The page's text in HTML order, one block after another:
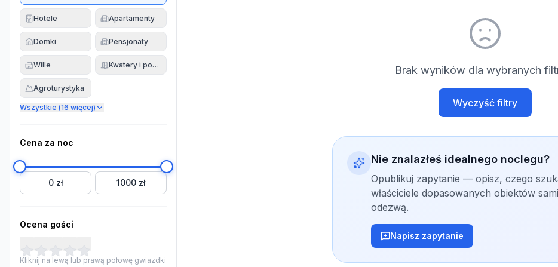
Hotele Apartamenty
Domki Pensjonaty
Wille Kwatery i pokoje
Agroturystyka
Wszystkie (16 więcej)
Cena za noc
0 zł – 1000 zł
Ocena gości
Kliknij na lewą lub prawą połowę gwiazdki
Brak wyników dla wybranych
Wyczyść filtry
Nie znalazłeś idealnego noclegu?
Opublikuj zapytanie — opisz, czego
właściciele dopasowanych obiektów
odezwą.
Napisz zapytanie